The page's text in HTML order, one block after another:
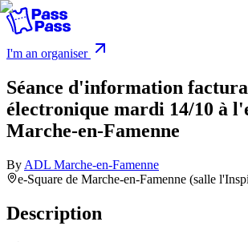
I'm an organiser
Séance d'information
électronique mardi 14/10 à
Marche-en-Famenne
By ADL Marche-en-Famenne
e-Square de Marche-en-Famenne (salle
Description